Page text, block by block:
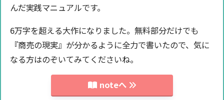
んだ実践マニュアルです。
6万字を超える大作になりました。無料部分だけでも
『商売の現実』が分かるように全力で書いたので、気に
なる方はのぞいてみてくださいね。
noteへ